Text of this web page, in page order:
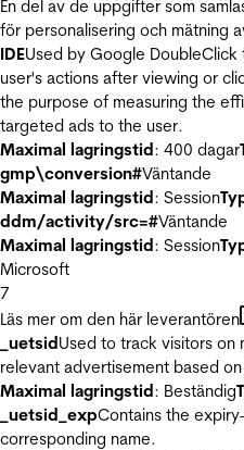
En del av de uppgifter som
för personalisering och mätning
IDEUsed by Google
user's actions after viewing or
the purpose of measuring the
targeted ads to the user.
Maximal lagringstid: 400 dagar
gmp\conversion#Väntande
Maximal lagringstid: Session
ddm/activity/src=#Väntande
Maximal lagringstid: Session
Microsoft
7
Läs mer om den här leverantören
_uetsidUsed to track visitors
relevant advertisement based
Maximal lagringstid: Beständig
_uetsid_expContains the
corresponding name.